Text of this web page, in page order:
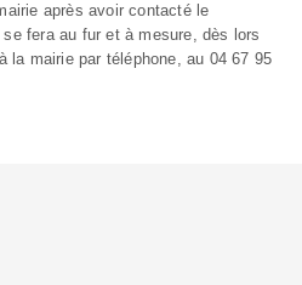
après avoir contacté le
fera au fur et à mesure, dès lors
la mairie par téléphone, au 04 67 95